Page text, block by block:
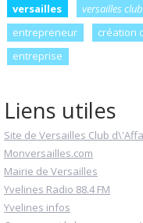
versailles versailles
entrepreneur
création
entreprise
Liens utiles
Site de Versailles Club
Monversailles.com
Mairie de Versailles
Yvelines Radio 88.4 FM
Yvelines infos